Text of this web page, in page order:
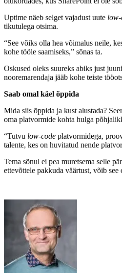
Uptime näeb selget vajadust uute
tikutulega otsima.
“See võiks olla hea võimalus neile,
kohe tööle saamiseks,” sõnas ta.
Oskused oleks suureks abiks just
nooremarendaja jääb kohe teiste
Saab omal käel õppida
Mida siis õppida ja kust alustada?
oma platvormide kohta hulga
“Tutvu low-code platvormidega,
talente, kes on huvitatud nende
Tema sõnul ei pea muretsema selle
ettevõttele pakkuda väärtust, võib